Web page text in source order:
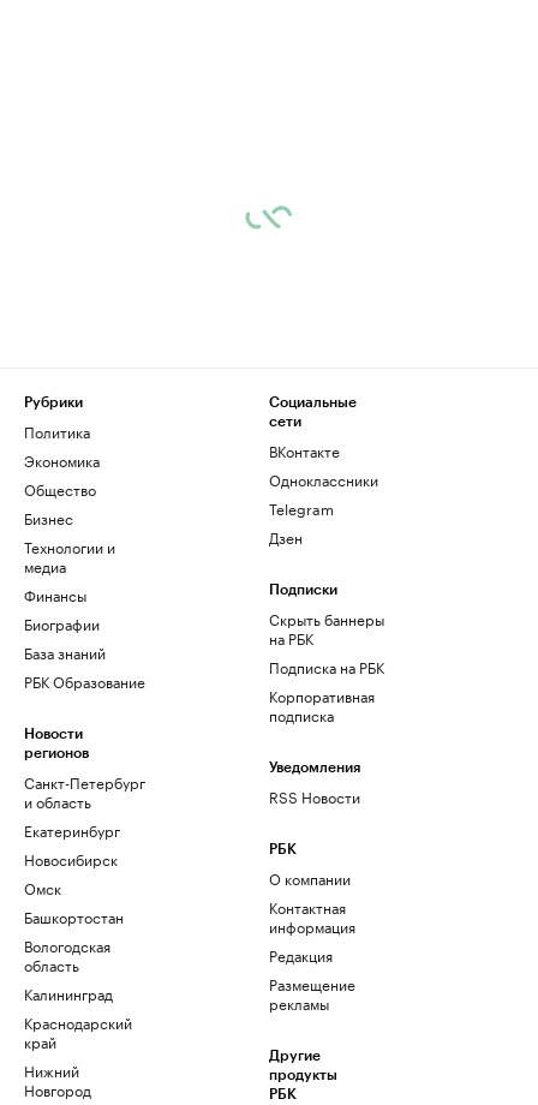
Рубрики
Политика
Экономика
Общество
Бизнес
Технологии и
медиа
Финансы
Биографии
База знаний
РБК Образование
Новости
регионов
Санкт-Петербург
и область
Екатеринбург
Новосибирск
Омск
Башкортостан
Вологодская
область
Калининград
Краснодарский
край
Нижний
Новгород
Социальные
сети
ВКонтакте
Одноклассники
Telegram
Дзен
Подписки
Скрыть баннеры
на РБК
Подписка на РБК
Корпоративная
подписка
Уведомления
RSS Новости
РБК
О компании
Контактная
информация
Редакция
Размещение
рекламы
Другие
продукты
РБК